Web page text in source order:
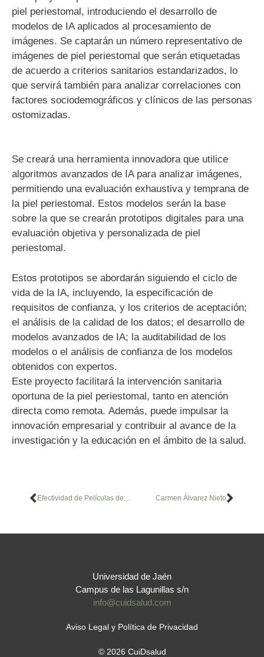
piel periestomal, introduciendo el desarrollo de
modelos de IA aplicados al procesamiento de
imágenes. Se captarán un número representativo de
imágenes de piel periestomal que serán etiquetadas
de acuerdo a criterios sanitarios estandarizados, lo
que servirá también para analizar correlaciones con
factores sociodemográficos y clínicos de las personas
ostomizadas.
Se creará una herramienta innovadora que utilice
algoritmos avanzados de IA para analizar imágenes,
permitiendo una evaluación exhaustiva y temprana de
la piel periestomal. Estos modelos serán la base
sobre la que se crearán prototipos digitales para una
evaluación objetiva y personalizada de piel
periestomal.
Estos prototipos se abordarán siguiendo el ciclo de
vida de la IA, incluyendo, la especificación de
requisitos de confianza, y los criterios de aceptación;
el análisis de la calidad de los datos; el desarrollo de
modelos avanzados de IA; la auditabilidad de los
modelos o el análisis de confianza de los modelos
obtenidos con expertos.
Este proyecto facilitará la intervención sanitaria
oportuna de la piel periestomal, tanto en atención
directa como remota. Además, puede impulsar la
innovación empresarial y contribuir al avance de la
investigación y la educación en el ámbito de la salud.
Carmen Álvarez Nieto
Universidad de Jaén
Campus de las Lagunillas s/n
info@cuidsalud.com
Aviso Legal y Política de Privacidad
© 2026 CuiDsalud